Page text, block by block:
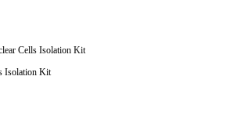
Cells Isolation Kit
Isolation Kit